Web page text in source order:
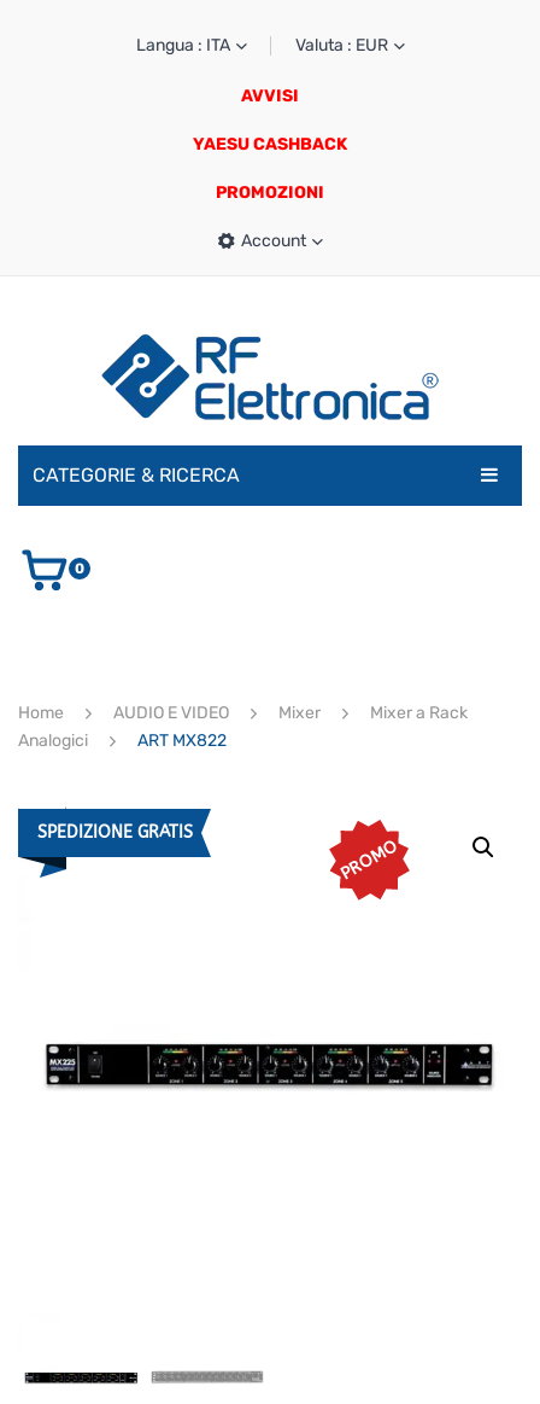
Langua : ITA Valuta : EUR
AVVISI
YAESU CASHBACK
PROMOZIONI
Account
CATEGORIE & RICERCA
AUDIO E VIDEO
ULTIMI ARRIVI
0
Home AUDIO E VIDEO Mixer
Mixer a Rack
Analogici
ART MX822
SPEDIZIONE GRATIS
PROMO